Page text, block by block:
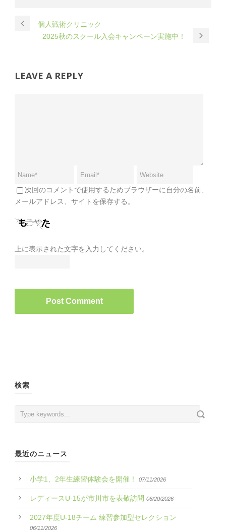
個人戦術クリニック
2025秋のスクール入会キャンペーン実施中！
LEAVE A REPLY
次回のコメントで使用するためブラウザーに自分の名前、
メールアドレス、サイトを保存する。
上に表示された文字を入力してください。
検索
最近のニュース
小学1、2年生練習体験会を開催！ 07/11/2026
レディースU-15が市川市を表敬訪問 06/20/2026
2027年度U-18チーム 練習参加型セレクション
06/11/2026